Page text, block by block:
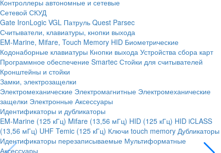
Контроллеры автономные и сетевые
Сетевой СКУД
Gate IronLogic VGL Патруль Quest Parsec
Считыватели, клавиатуры, кнопки выхода
EM-Marine, Mifare, Touch Memory HID Биометрические
Кодонаборные клавиатуры Кнопки выхода Устройства сбора карт
Программное обеспечение Smartec Стойки для считывателей
Кронштейны и стойки
Замки, электрозащелки
Электромеханические Электромагнитные Электромеханические
защелки Электронные Аксессуары
Идентификаторы и дубликаторы
EM-Marine (125 кГц) Mifare (13,56 мГц) HID (125 кГц) HID iCLASS
(13,56 мГц) UHF Temic (125 кГц) Ключи touch memory Дубликаторы
Идентификаторы перезаписываемые Мультиформатные
Аксессуары